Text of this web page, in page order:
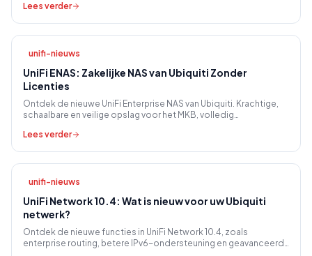
Lees verder
unifi-nieuws
UniFi ENAS: Zakelijke NAS van Ubiquiti Zonder
Licenties
Ontdek de nieuwe UniFi Enterprise NAS van Ubiquiti. Krachtige,
schaalbare en veilige opslag voor het MKB, volledig
Lees verder
unifi-nieuws
UniFi Network 10.4: Wat is nieuw voor uw Ubiquiti
netwerk?
Ontdek de nieuwe functies in UniFi Network 10.4, zoals
enterprise routing, betere IPv6-ondersteuning en geavanceerd